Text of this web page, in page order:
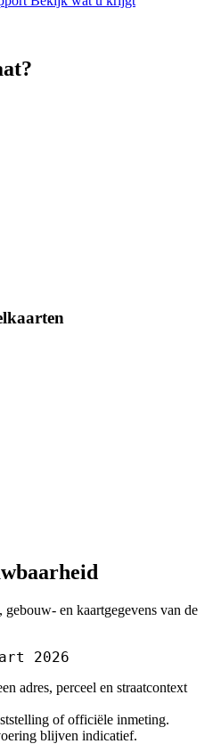
gebouw- en kaartgegevens van de
2026
adres, perceel en straatcontext
of officiële inmeting.
blijven indicatief.